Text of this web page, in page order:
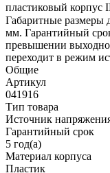
пластиковый корпус
Габаритные
мм. Гарантийный
превышении
переходит в режим
Общие
Артикул
041916
Тип товара
Источник
Гарантийный срок
5 год(а)
Материал корпуса
Пластик